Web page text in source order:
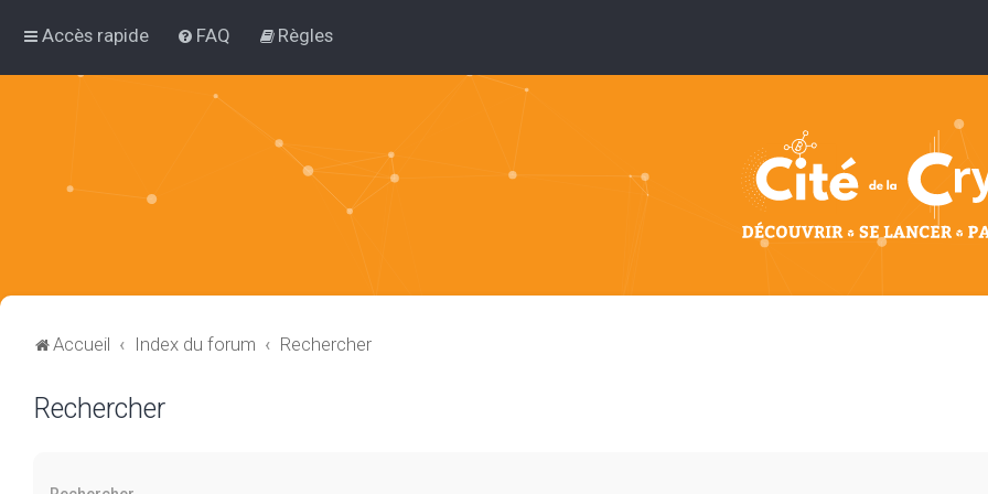
Accès rapide FAQ Règles
Accueil Index du forum Rechercher
Rechercher